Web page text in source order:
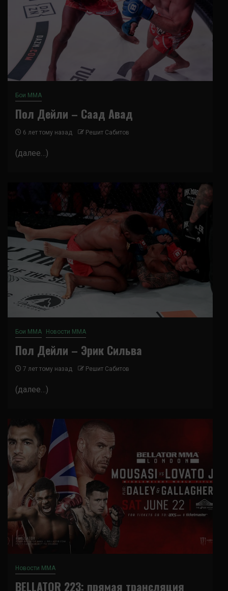
Бои ММА
Пол Дейли – Саад Авад
6 лет тому назад Решит Сабитов
(далее…)
Бои ММА Новости ММА
Пол Дейли – Эрик Сильва
7 лет тому назад Решит Сабитов
(далее…)
Новости ММА
BELLATOR 223: прямая трансляция